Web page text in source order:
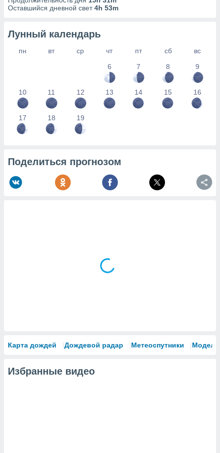
Оставшийся дневной свет4h 53m
Лунный календарь
пн вт ср чт пт сб
вс
6
7 8 9
10 11 12 13 14 15 16
17 18 19
Поделиться прогнозом
Карта дождей Дождевой радар Метеоспутники Модели
Избранные видео